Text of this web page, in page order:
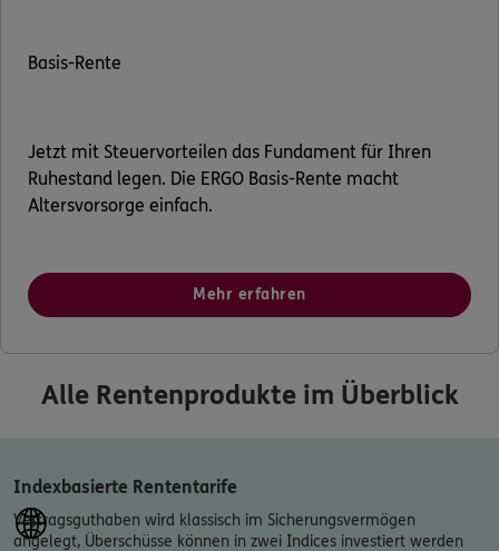
Basis-Rente
Jetzt mit Steuervorteilen das Fundament für Ihren
Ruhestand legen. Die ERGO Basis-Rente macht
Altersvorsorge einfach.
Mehr erfahren
Alle Rentenprodukte im Überblick
Indexbasierte Rententarife
Vertragsguthaben wird klassisch im Sicherungsvermögen
angelegt, Überschüsse können in zwei Indices investiert werden